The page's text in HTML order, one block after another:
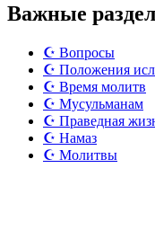
Важные
☪️ Вопросы
☪️ Положения
☪️ Время молитв
☪️ Мусульманам
☪️ Праведная
☪️ Намаз
☪️ Молитвы